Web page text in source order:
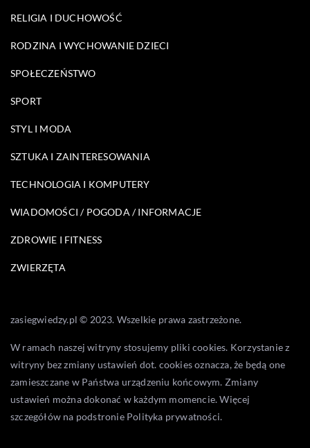
RELIGIA I DUCHOWOŚĆ
RODZINA I WYCHOWANIE DZIECI
SPOŁECZEŃSTWO
SPORT
STYL I MODA
SZTUKA I ZAINTERESOWANIA
TECHNOLOGIA I KOMPUTERY
WIADOMOŚCI / POGODA / INFORMACJE
ZDROWIE I FITNESS
ZWIERZĘTA
zasiegwiedzy.pl © 2023. Wszelkie prawa zastrzeżone.
W ramach naszej witryny stosujemy pliki cookies. Korzystanie z
witryny bez zmiany ustawień dot. cookies oznacza, że będą one
zamieszczane w Państwa urządzeniu końcowym. Zmiany
ustawień można dokonać w każdym momencie. Więcej
szczegółów na podstronie Polityka prywatności.